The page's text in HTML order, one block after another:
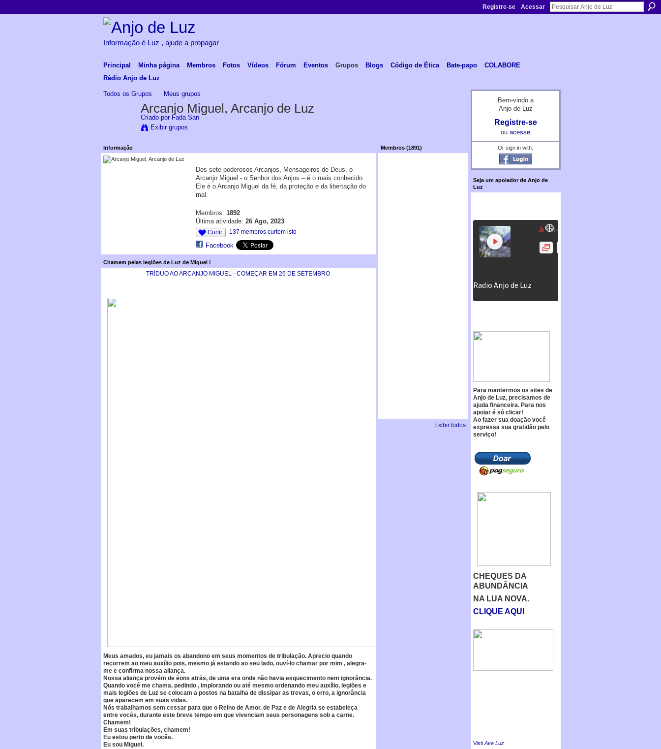
Registre-se Acessar
Informação é Luz , ajude a propagar
Principal Minha página Membros Fotos Vídeos Fórum Eventos Grupos Blogs Código de Ética Bate-papo
COLABORE
Rádio Anjo de Luz
Todos os Grupos Meus grupos
Arcanjo Miguel, Arcanjo de Luz
Criado por Fada San
Exibir grupos
Informação
Dos sete poderosos Arcanjos, Mensageiros de Deus, o
Arcanjo Miguel - o Senhor dos Anjos – é o mais conhecido.
Ele é o Arcanjo Miguel da fé, da proteção e da libertação do
mal.
Membros: 1892
Última atividade: 26 Ago, 2023
Curtir 137 membros curtem isto
Facebook
Chamem pelas legiões de Luz de Miguel !
TRÍDUO AO ARCANJO MIGUEL - COMEÇAR EM 26 DE SETEMBRO
Meus amados, eu jamais os abandono em seus momentos de tribulação. Aprecio quando
recorrem ao meu auxílio pois, mesmo já estando ao seu lado, ouví-lo chamar por mim , alegra-
me e confirma nossa aliança.
Nossa aliança provém de éons atrás, de uma era onde não havia esquecimento nem ignorância.
Quando você me chama, pedindo , implorando ou até mesmo ordenando meu auxílio, legiões e
mais legiões de Luz se colocam a postos na batalha de dissipar as trevas, o erro, a ignorância
que aparecem em suas vidas.
Nós trabalhamos sem cessar para que o Reino de Amor, de Paz e de Alegria se estabeleça
entre vocês, durante este breve tempo em que vivenciam seus personagens sob a carne.
Chamem!
Em suas tribulações, chamem!
Eu estou perto de vocês.
Eu sou Miguel.
Membros (1891)
Exibir todos
Bem-vindo a
Anjo de Luz
Registre-se
ou acesse
Or sign in with:
Seja um apoiador de Anjo de
Luz
Para mantermos os sites de
Anjo de Luz, precisamos de
ajuda financeira. Para nos
apoiar é só clicar!
Ao fazer sua doação você
expressa sua gratidão pelo
serviço!
CHEQUES DA
ABUNDÂNCIA
NA LUA NOVA.
CLIQUE AQUI
Visit Ave Luz